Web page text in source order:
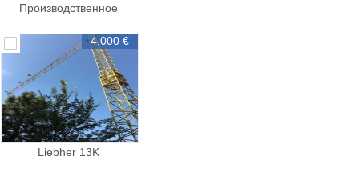
Производственное
4,000 €
Liebher 13K